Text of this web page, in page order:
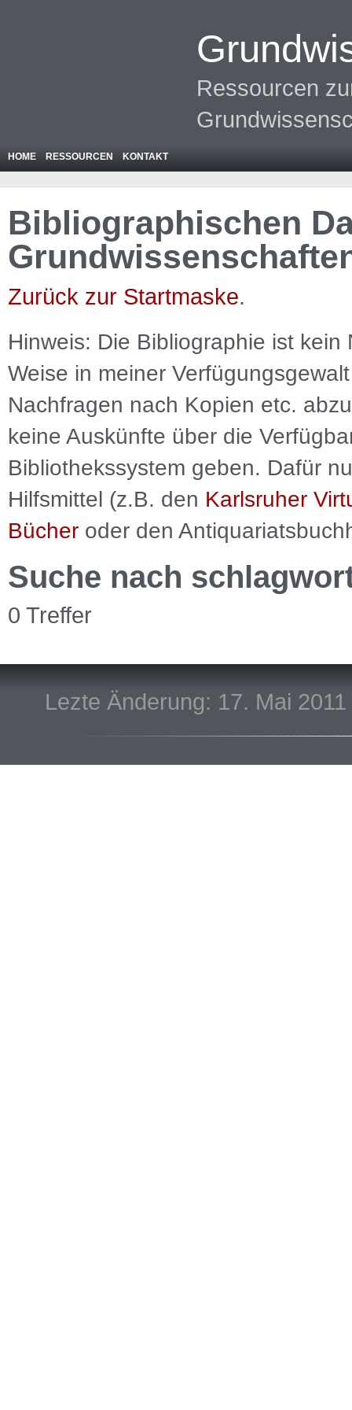
Ressourcen
HOME RESSOURCEN KONTAKT
Bibliographischen
Zurück zur Startmaske.
Hinweis: Die Bibliographie ist kein
Weise in meiner
Nachfragen nach Kopien etc.
keine Auskünfte über die
Bibliothekssystem geben. Dafür
Hilfsmittel (z.B. den Karlsruher
Bücher oder den
Suche nach
0 Treffer
Lezte Änderung: 17. Mai